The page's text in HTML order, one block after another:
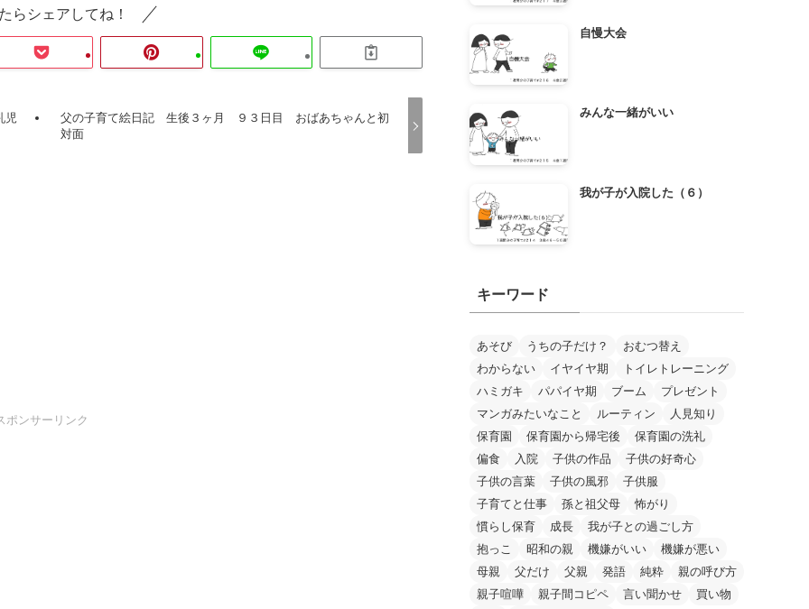
らシェアしてね！
児
父の子育て絵日記 生後３ヶ月 ９３日目 おばあちゃんと初
対面
ポンサーリンク
自慢大会
みんな一緒がいい
我が子が入院した（６）
キーワード
あそび うちの子だけ？
おむつ替え
わからない
イヤイヤ期
トイレトレーニング
ハミガキ
パパイヤ期 ブーム
プレゼント
マンガみたいなこと
ルーティン
人見知り
保育園
保育園から帰宅後
保育園の洗礼
偏食
入院 子供の作品
子供の好奇心
子供の言葉
子供の風邪
子供服
子育てと仕事
孫と祖父母
怖がり
慣らし保育
成長
我が子との過ごし方
抱っこ
昭和の親 機嫌がいい
機嫌が悪い
母親
父だけ 父親 発語 純粋
親の呼び方
親子喧嘩
親子間コピペ 言い聞かせ
買い物